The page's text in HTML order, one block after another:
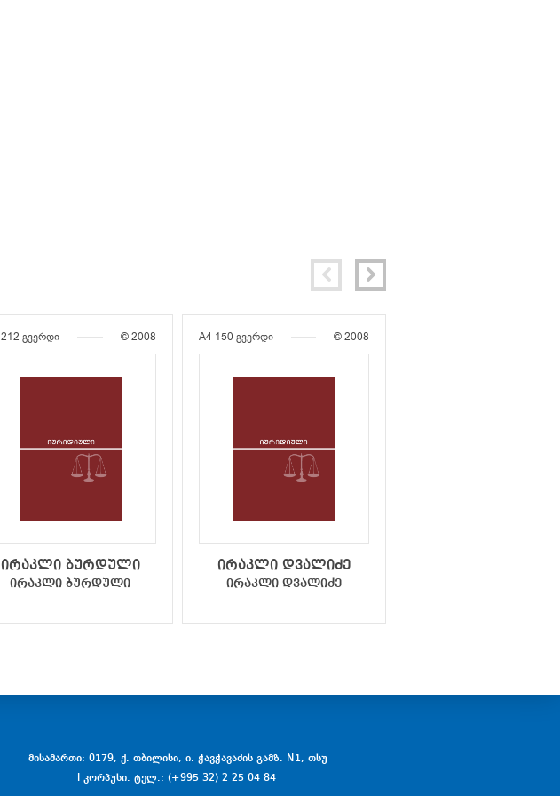
212 გვერდი © 2008
ირაკლი ბურდული
ირაკლი ბურდული
A4 150 გვერდი © 2008
ირაკლი დვალიძე
ირაკლი დვალიძე
მისამართი: 0179, ქ. თბილისი, ი. ჭავჭავაძის გამზ. N1, თსუ
I კორპუსი. ტელ.: (+995 32) 2 25 04 84